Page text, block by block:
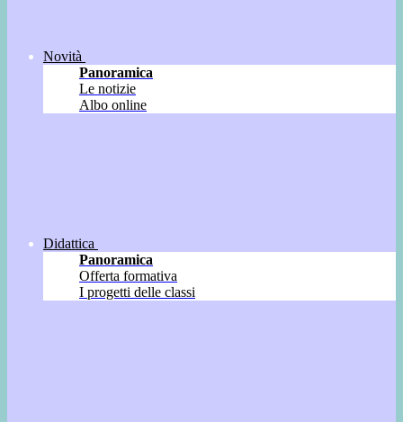
Novità
Panoramica
Le notizie
Albo online
Didattica
Panoramica
Offerta formativa
I progetti delle classi